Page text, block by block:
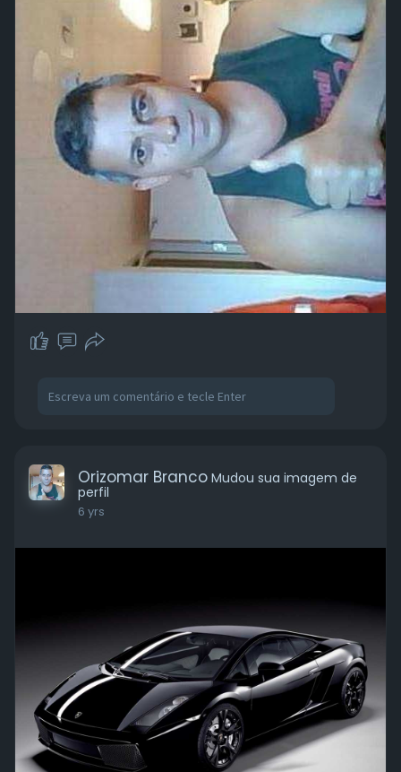
Orizomar Branco Mudou sua imagem de
perfil
6 yrs